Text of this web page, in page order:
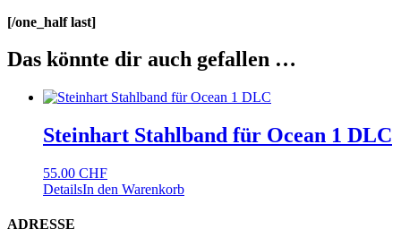
[/one_half last]
Das könnte dir auch gefallen …
Steinhart Stahlband für Ocean 1 DLC
55.00 CHF
DetailsIn den Warenkorb
Footer
ADRESSE